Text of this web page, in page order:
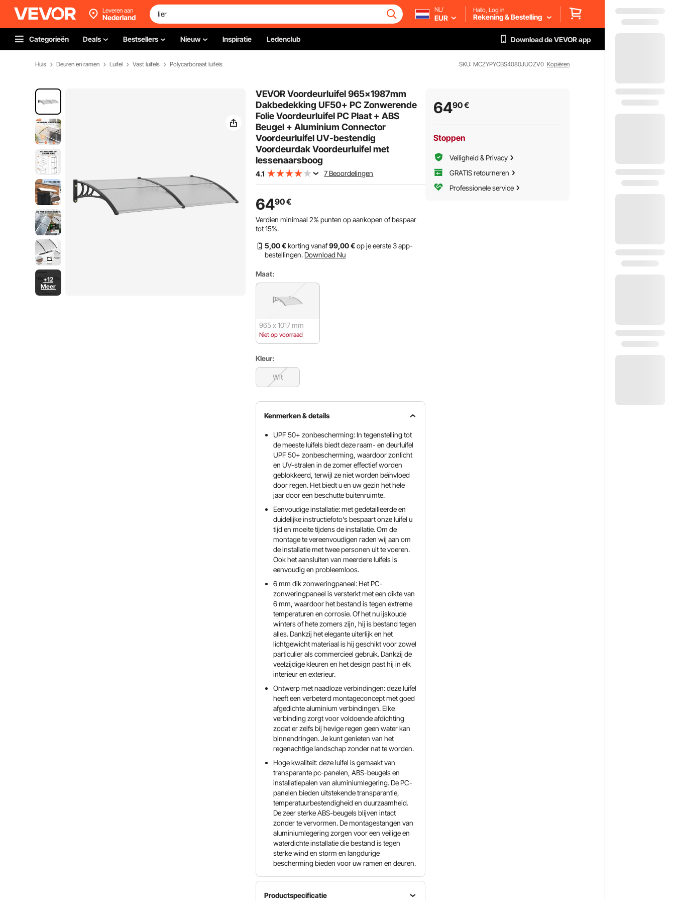
Leveren aan
Nederland
NL/
EUR
Hallo, Log in
Rekening & Bestelling
Categorieën Deals Bestsellers Nieuw Inspiratie Ledenclub Download de VEVOR app
Huis Deuren en ramen Luifel Vast luifels Polycarbonaat luifels SKU: MCZYPYCBS4080JUOZV0 Kopiëren
+12
Meer
VEVOR Voordeurluifel 965x1987mm
Dakbedekking UF50+ PC Zonwerende
Folie Voordeurluifel PC Plaat + ABS
Beugel + Aluminium Connector
Voordeurluifel UV-bestendig
Voordeurdak Voordeurluifel met
lessenaarsboog
4.1 7 Beoordelingen
6490€
Verdien minimaal2% punten op aankopen of bespaar
tot15%.
5,00 €korting vanaf99,00 €op je eerste 3 app-
bestellingen. Download Nu
Maat:
965 x 1017 mm
Niet op voorraad
Kleur:
Wit
Kenmerken & details
UPF 50+ zonbescherming: In tegenstelling tot
de meeste luifels biedt deze raam- en deurluifel
UPF 50+ zonbescherming, waardoor zonlicht
en UV-stralen in de zomer effectief worden
geblokkeerd, terwijl ze niet worden beïnvloed
door regen. Het biedt u en uw gezin het hele
jaar door een beschutte buitenruimte.
Eenvoudige installatie: met gedetailleerde en
duidelijke instructiefoto's bespaart onze luifel u
tijd en moeite tijdens de installatie. Om de
montage te vereenvoudigen raden wij aan om
de installatie met twee personen uit te voeren.
Ook het aansluiten van meerdere luifels is
eenvoudig en probleemloos.
6 mm dik zonweringpaneel: Het PC-
zonweringpaneel is versterkt met een dikte van
6 mm, waardoor het bestand is tegen extreme
temperaturen en corrosie. Of het nu ijskoude
winters of hete zomers zijn, hij is bestand tegen
alles. Dankzij het elegante uiterlijk en het
lichtgewicht materiaal is hij geschikt voor zowel
particulier als commercieel gebruik. Dankzij de
veelzijdige kleuren en het design past hij in elk
interieur en exterieur.
Ontwerp met naadloze verbindingen: deze luifel
heeft een verbeterd montageconcept met goed
afgedichte aluminium verbindingen. Elke
verbinding zorgt voor voldoende afdichting
zodat er zelfs bij hevige regen geen water kan
binnendringen. Je kunt genieten van het
regenachtige landschap zonder nat te worden.
Hoge kwaliteit: deze luifel is gemaakt van
transparante pc-panelen, ABS-beugels en
installatiepalen van aluminiumlegering. De PC-
panelen bieden uitstekende transparantie,
temperatuurbestendigheid en duurzaamheid.
De zeer sterke ABS-beugels blijven intact
zonder te vervormen. De montagestangen van
aluminiumlegering zorgen voor een veilige en
waterdichte installatie die bestand is tegen
sterke wind en storm en langdurige
bescherming bieden voor uw ramen en deuren.
Productspecificatie
6490€
Stoppen
Veiligheid & Privacy
GRATIS retourneren
Professionele service